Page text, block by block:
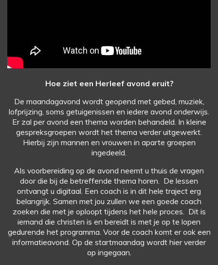
Hoe ziet een Herleef avond eruit?
De maandagavond wordt geopend met gebed, muziek,
lofprijzing, soms getuigenissen en iedere avond onderwijs.
Er zal per avond een thema worden behandeld. In kleine
gespreksgroepen wordt het thema verder uitgewerkt.
Hierbij zijn mannen en vrouwen in aparte groepen
ingedeeld.
Als voorbereiding op de avond neemt u thuis de vragen
door die bij de betreffende thema horen. De lessen
ontvangt u digitaal. Een coach is in dit hele traject erg
belangrijk. Samen met jou zullen we een goede coach
zoeken die met je oploopt tijdens het hele proces. Dit is
iemand die christen is en bereidt is met je op te lopen
gedurende het programma. Voor de coach komt er ook een
informatieavond. Op de startmaandag wordt hier verder
op ingegaan.